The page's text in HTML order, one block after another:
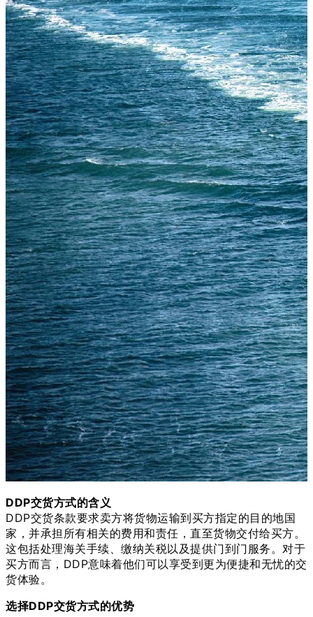
DDP交货方式的含义
DDP交货条款要求卖方将货物运输到买方指定的目的地国
家，并承担所有相关的费用和责任，直至货物交付给买方。
这包括处理海关手续、缴纳关税以及提供门到门服务。对于
买方而言，DDP意味着他们可以享受到更为便捷和无忧的交
货体验。
选择DDP交货方式的优势